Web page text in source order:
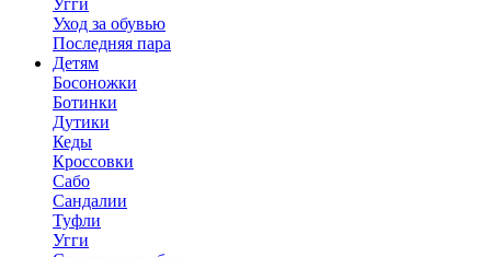
Угги
Уход за обувью
Последняя пара
Детям
Босоножки
Ботинки
Дутики
Кеды
Кроссовки
Сабо
Сандалии
Туфли
Угги